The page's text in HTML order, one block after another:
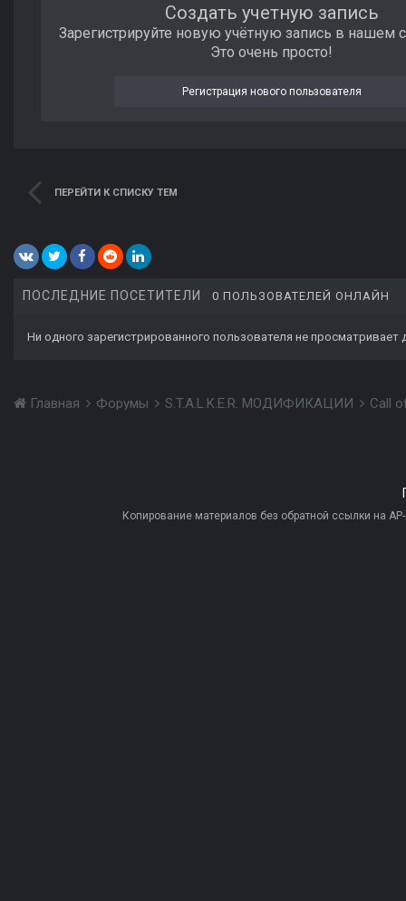
Создать учетную запись
Зарегистрируйте новую учётную запись в нашем
Это очень просто!
Регистрация нового пользователя
ПЕРЕЙТИ К СПИСКУ ТЕМ
ПОСЛЕДНИЕ ПОСЕТИТЕЛИ 0 ПОЛЬЗОВАТЕЛЕЙ ОНЛАЙН
Ни одного зарегистрированного пользователя не просматривает
Главная Форумы S.T.A.L.K.E.R. МОДИФИКАЦИИ Call
Копирование материалов без обратной ссылки на